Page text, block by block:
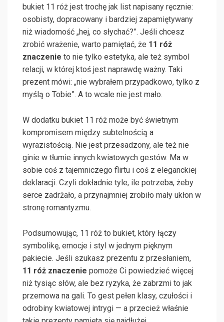
bukiet 11 róż jest trochę jak list napisany ręcznie:
osobisty, dopracowany i bardziej zapamiętywany
niż wiadomość „hej, co słychać?”. Jeśli chcesz
zrobić wrażenie, warto pamiętać, że 11 róż
znaczenie to nie tylko estetyka, ale też symbol
relacji, w której ktoś jest naprawdę ważny. Taki
prezent mówi: „nie wybrałem przypadkowo, tylko z
myślą o Tobie”. A to wcale nie jest mało.
W dodatku bukiet 11 róż może być świetnym
kompromisem między subtelnością a
wyrazistością. Nie jest przesadzony, ale też nie
ginie w tłumie innych kwiatowych gestów. Ma w
sobie coś z tajemniczego flirtu i coś z eleganckiej
deklaracji. Czyli dokładnie tyle, ile potrzeba, żeby
serce zadrżało, a przynajmniej zrobiło mały ukłon w
stronę romantyzmu.
Podsumowując, 11 róż to bukiet, który łączy
symbolikę, emocje i styl w jednym pięknym
pakiecie. Jeśli szukasz prezentu z przesłaniem,
11 róż znaczenie pomoże Ci powiedzieć więcej
niż tysiąc słów, ale bez ryzyka, że zabrzmi to jak
przemowa na gali. To gest pełen klasy, czułości i
odrobiny kwiatowej intrygi — a przecież właśnie